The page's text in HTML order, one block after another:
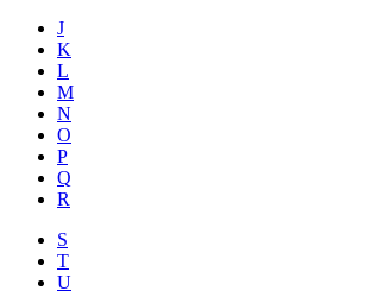
J
K
L
M
N
O
P
Q
R
S
T
U